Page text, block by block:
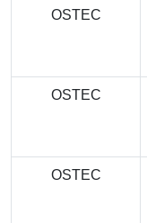
OSTEC
OSTEC
OSTEC